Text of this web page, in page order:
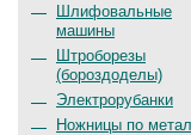
Шлифовальные
машины
Штроборезы
(бороздоделы)
Электрорубанки
Ножницы по